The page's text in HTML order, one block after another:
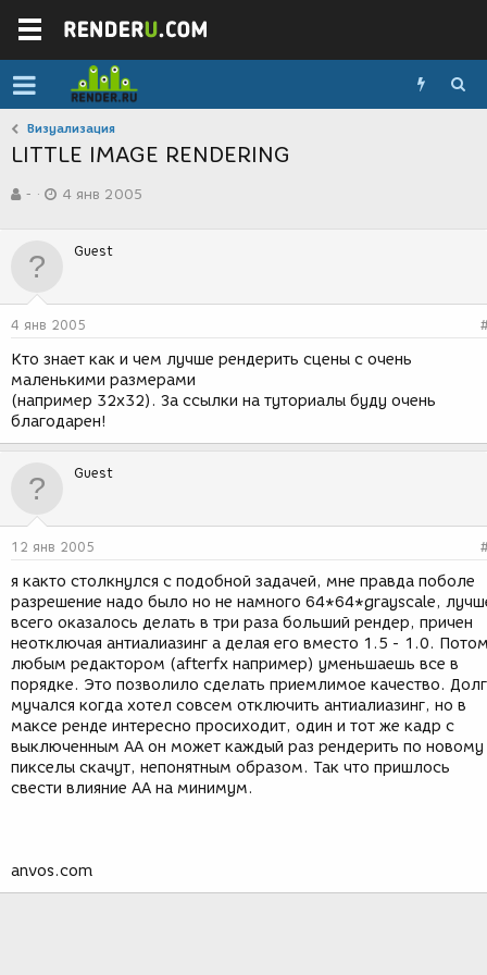
Визуализация
LITTLE IMAGE RENDERING
в
р
-
а
д
н
и
я
4 янв 2005
Guest
4 янв 2005
Кто знает как и чем лучше рендерить сцены с очень
маленькими размерами
(например 32x32). За ссылки на туториалы буду очень
благодарен!
Guest
12 янв 2005
я както столкнулся с подобной задачей, мне правда поболе
разрешение надо было но не намного 64*64*grayscale,
всего оказалось делать в три раза больший рендер, причен
неотключая антиалиазинг а делая его вместо 1.5 - 1.0.
любым редактором (afterfx например) уменьшаешь все в
порядке. Это позволило сделать приемлимое качество.
мучался когда хотел совсем отключить антиалиазинг, но в
максе ренде интересно просиходит, один и тот же кадр с
выключенным АА он может каждый раз рендерить по
пикселы скачут, непонятным образом. Так что пришлось
свести влияние АА на минимум.
anvos.com